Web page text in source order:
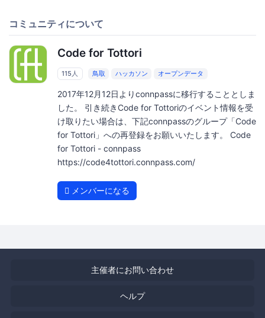
コミュニティについて
Code for Tottori
115人 鳥取 ハッカソン オープンデータ
2017年12月12日よりconnpassに移行することとしま
した。 引き続きCode for Tottoriのイベント情報を受
け取りたい場合は、下記connpassのグループ「Code
for Tottori」への再登録をお願いいたします。 Code
for Tottori - connpass
https://code4tottori.connpass.com/
メンバーになる
主催者にお問い合わせ
ヘルプ